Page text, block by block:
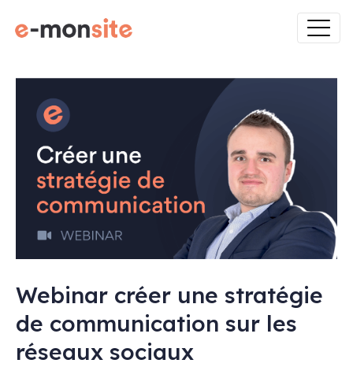
Webinar créer une stratégie
de communication sur les
réseaux sociaux